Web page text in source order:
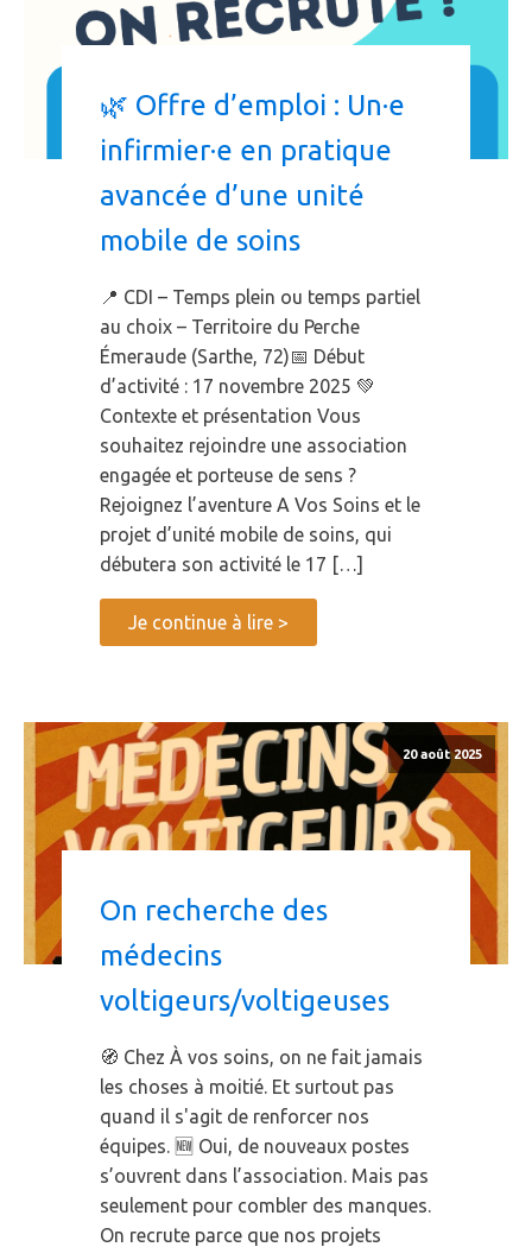
🌿 Offre d’emploi : Un·e
infirmier·e en pratique
avancée d’une unité
mobile de soins
📍 CDI – Temps plein ou temps partiel
au choix – Territoire du Perche
Émeraude (Sarthe, 72)📅 Début
d’activité : 17 novembre 2025 💚
Contexte et présentation Vous
souhaitez rejoindre une association
engagée et porteuse de sens ?
Rejoignez l’aventure A Vos Soins et le
projet d’unité mobile de soins, qui
débutera son activité le 17 […]
Je continue à lire >
20 août 2025
On recherche des
médecins
voltigeurs/voltigeuses
🧭 Chez À vos soins, on ne fait jamais
les choses à moitié. Et surtout pas
quand il s'agit de renforcer nos
équipes. 🆕 Oui, de nouveaux postes
s’ouvrent dans l’association. Mais pas
seulement pour combler des manques.
On recrute parce que nos projets